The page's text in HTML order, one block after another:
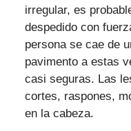
irregular, es
despedido con
persona se cae de
pavimento a estas
casi seguras. Las
cortes, raspones,
en la cabeza.